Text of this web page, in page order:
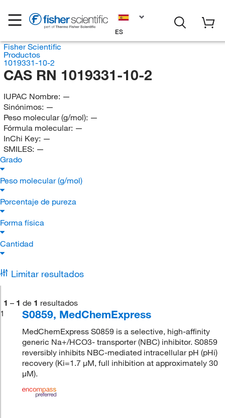
ES
Fisher Scientific
Productos
1019331-10-2
CAS RN 1019331-10-2
IUPAC Nombre: —
Sinónimos: —
Peso molecular (g/mol): —
Fórmula molecular: —
InChi Key: —
SMILES: —
Grado
Peso molecular (g/mol)
Porcentaje de pureza
Forma física
Cantidad
Limitar resultados
1 – 1 de 1 resultados
1
S0859, MedChemExpress
MedChemExpress S0859 is a selective, high-affinity
generic Na+/HCO3- transporter (NBC) inhibitor. S0859
reversibly inhibits NBC-mediated intracellular pH (pHi)
recovery (Ki=1.7 μM, full inhibition at approximately 30
μM).